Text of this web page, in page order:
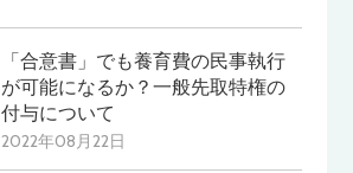
「合意書」でも養育費の民事執行
が可能になるか？一般先取特権の
付与について
2022年08月22日